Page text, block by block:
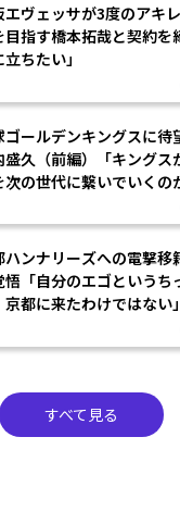
エヴェッサが3度のアキ
目指す橋本拓哉と契約を
立ちたい」
ゴールデンキングスに待
盛久（前編）「キングス
次の世代に繋いでいくの
ハンナリーズへの電撃移
悟「自分のエゴというち
京都に来たわけではない」
すべて見る